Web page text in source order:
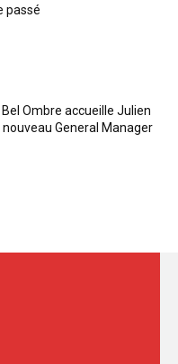
passé
Ombre accueille Julien
General Manager